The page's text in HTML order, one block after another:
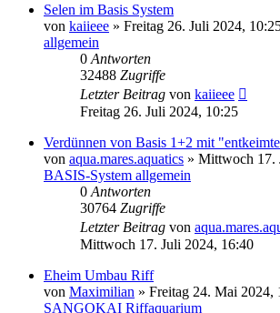
Selen im Basis System
von kaiieee » Freitag 26. Juli 2024,
allgemein
0 Antworten
32488 Zugriffe
Letzter Beitrag von kaiieee
Freitag 26. Juli 2024, 10:25
Verdünnen von Basis 1+2 mit
von aqua.mares.aquatics » Mittwoch 17.
BASIS-System allgemein
0 Antworten
30764 Zugriffe
Letzter Beitrag von
Mittwoch 17. Juli 2024, 16:40
Eheim Umbau Riff
von Maximilian » Freitag 24. Mai 2024,
SANGOKAI Riffaquarium